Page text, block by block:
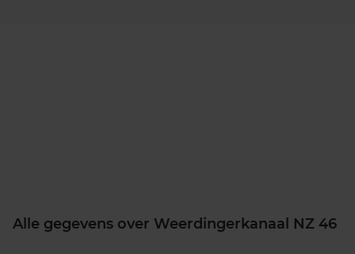
Alle gegevens over Weerdingerkanaal NZ 46